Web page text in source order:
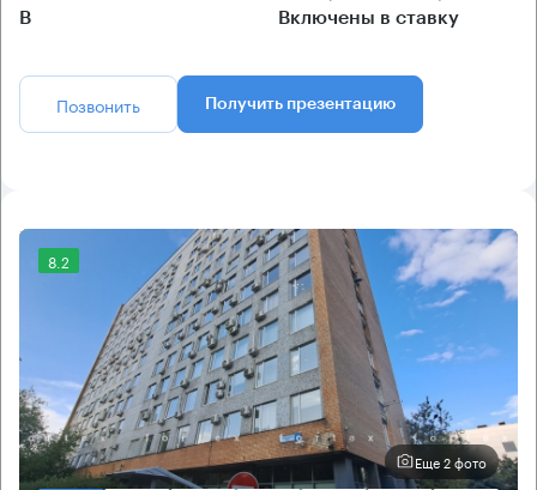
B Включены в ставку
Позвонить Получить презентацию
8.2
Еще 2 фото